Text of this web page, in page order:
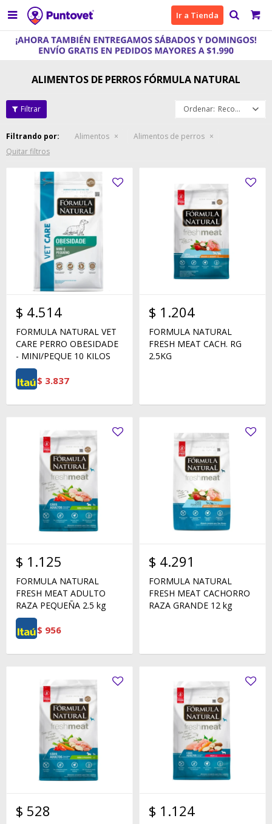
 Ir a Tienda
ALIMENTOS DE PERROS FÓRMULA NATURAL
Recomendados
Filtrando por: Alimentos
Alimentos de perros
Quitar filtros
$ 4.514
FORMULA NATURAL VET
CARE PERRO OBESIDADE
- MINI/PEQUE 10 KILOS
$ 3.837
$ 1.204
FORMULA NATURAL
FRESH MEAT CACH. RG
2.5KG
$ 1.125
FORMULA NATURAL
FRESH MEAT ADULTO
RAZA PEQUEÑA 2.5 kg
$ 956
$ 4.291
FORMULA NATURAL
FRESH MEAT CACHORRO
RAZA GRANDE 12 kg
$ 528 $ 1.124